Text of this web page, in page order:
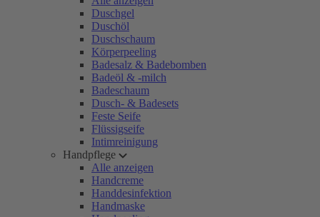
Duschgel
Duschöl
Duschschaum
Körperpeeling
Badesalz & Badebomben
Badeöl & -milch
Badeschaum
Dusch- & Badesets
Feste Seife
Flüssigseife
Intimreinigung
Handpflege
Alle anzeigen
Handcreme
Handdesinfektion
Handmaske